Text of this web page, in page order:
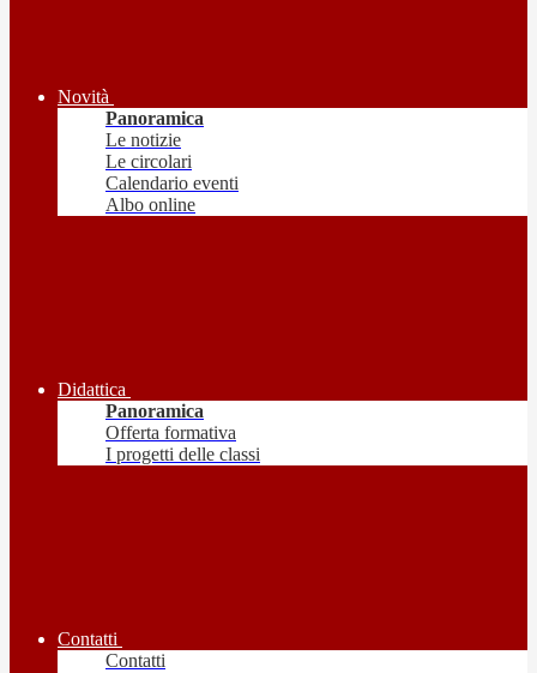
Novità
Panoramica
Le notizie
Le circolari
Calendario eventi
Albo online
Didattica
Panoramica
Offerta formativa
I progetti delle classi
Contatti
Contatti